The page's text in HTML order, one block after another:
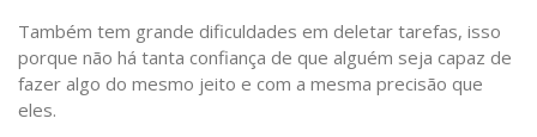
Também tem grande dificuldades em deletar tarefas, isso
porque não há tanta confiança de que alguém seja capaz de
fazer algo do mesmo jeito e com a mesma precisão que
eles.